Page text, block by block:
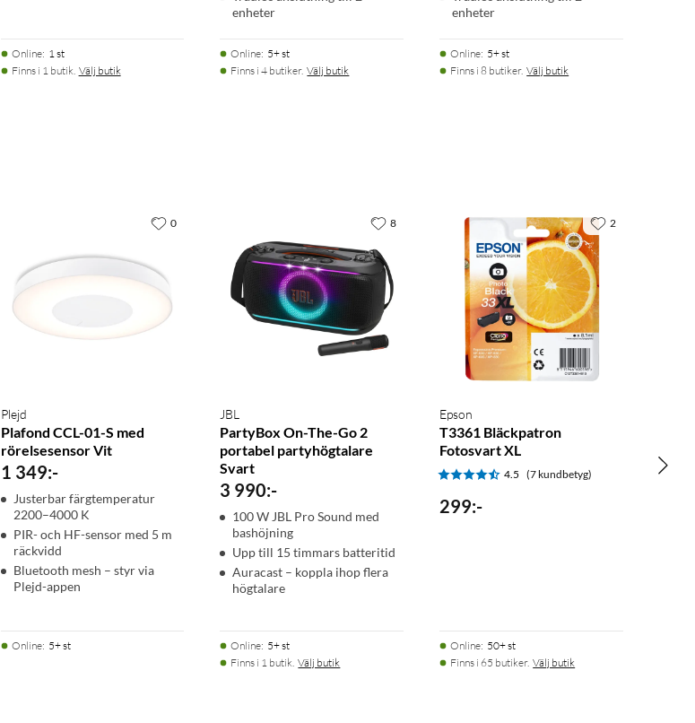
Online: 1 st
Finns i 1 butik. Välj butik
enheter
Online: 5+ st
Finns i 4 butiker. Välj butik
enheter
Online: 5+ st
Finns i 8 butiker. Välj butik
Plejd
Plafond CCL-01-S med
rörelsesensor Vit
1 349:-
Justerbar färgtemperatur
2200–4000 K
PIR- och HF-sensor med 5 m
räckvidd
Bluetooth mesh – styr via
Plejd-appen
Online: 5+ st
0
JBL
PartyBox On-The-Go 2
portabel partyhögtalare
Svart
3 990:-
100 W JBL Pro Sound med
bashöjning
Upp till 15 timmars batteritid
Auracast – koppla ihop flera
högtalare
Online: 5+ st
Finns i 1 butik. Välj butik
8
Epson
T3361 Bläckpatron
Fotosvart XL
4.5 (7 kundbetyg)
299:-
Online: 50+ st
Finns i 65 butiker. Välj butik
2